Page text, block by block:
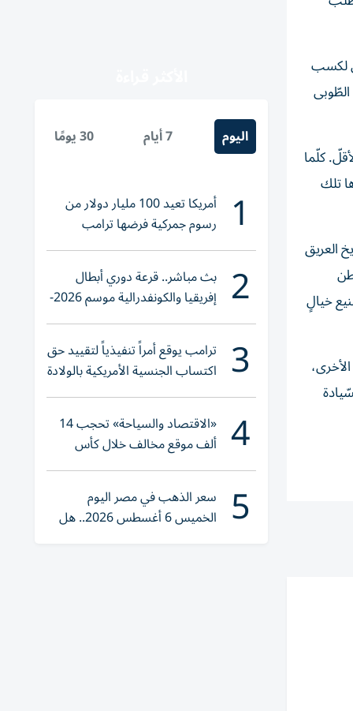
لكسب
كلّما
تلك
العريق
خيالٍ
اليوم 7 أيام 30 يومًا
1 أمريكا تعيد 100 مليار دولار من
رسوم جمركية فرضها ترامب
2 بث مباشر.. قرعة دوري أبطال
إفريقيا والكونفدرالية موسم 2026-
2027
3 ترامب يوقع أمراً تنفيذياً لتقييد حق
اكتساب الجنسية الأمريكية بالولادة
4 «الاقتصاد والسياحة» تحجب 14
ألف موقع مخالف خلال كأس
العالم 2026
5 سعر الذهب في مصر اليوم
الخميس 6 أغسطس 2026.. هل